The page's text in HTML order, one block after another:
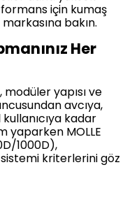
için kumaş
bakın.
Her
yapısı ve
avcıya,
kadar
yaparken MOLLE
1000D),
kriterlerini göz